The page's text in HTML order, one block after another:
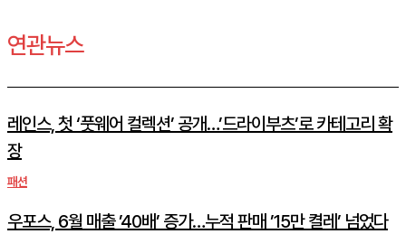
연관뉴스
레인스, 첫 ‘풋웨어 컬렉션’ 공개…’드라이부츠’로 카테고리 확
장
패션
우포스, 6월 매출 ’40배’ 증가…누적 판매 ’15만 켤레’ 넘었다